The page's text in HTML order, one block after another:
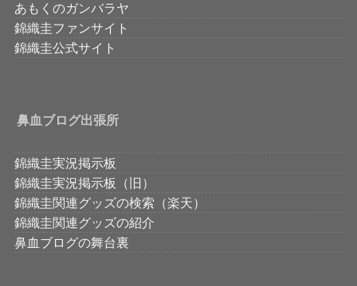
あもくのガンバラヤ
錦織圭ファンサイト
錦織圭公式サイト
鼻血ブログ出張所
錦織圭実況掲示板
錦織圭実況掲示板（旧）
錦織圭関連グッズの検索（楽天）
錦織圭関連グッズの紹介
鼻血ブログの舞台裏